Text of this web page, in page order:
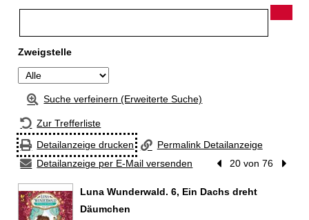
Zweigstelle
Suche verfeinern (Erweiterte Suche)
Zur Trefferliste
Detailanzeige drucken
Permalink Detailanzeige
Detailanzeige per E-Mail versenden
Vorheriger Treffer
20 von 76
Luna Wunderwald. 6, Ein Dachs dreht
Däumchen